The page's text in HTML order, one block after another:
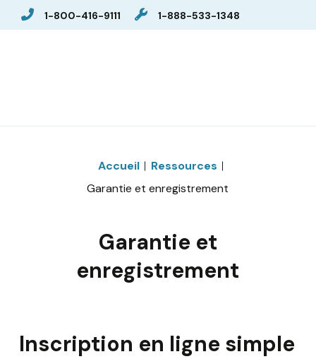
1-800-416-9111 1-888-533-1348
Accueil
Ressources
Garantie et enregistrement
Garantie et
enregistrement
Inscription en ligne simple